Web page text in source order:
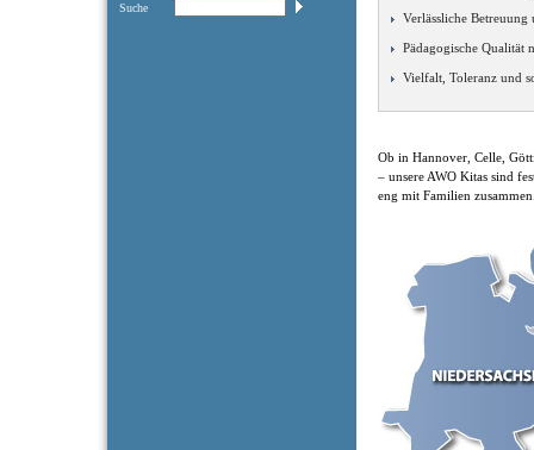
Suche
Verlässliche
Pädagogische Qualität
Vielfalt, Toleranz und
Ob in Hannover, Celle,
– unsere AWO Kitas sind
eng mit Familien